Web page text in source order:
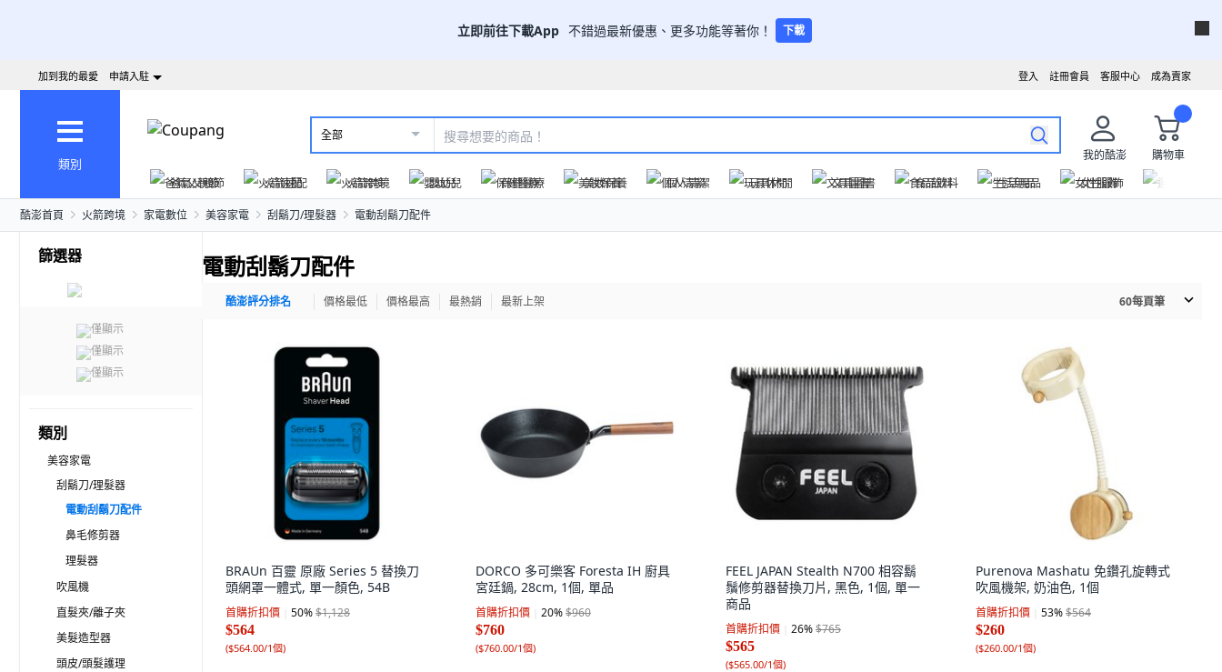
立即前往下載App 不錯過最新優惠、更多功能等著你！ 下載
成為賣家
客服中心
註冊會員
登入
加到我的最愛 申請入駐
類別
全部
我的酷澎
購物車
爸氣父親節
火箭速配 火箭跨境 嬰幼兒 保健醫療 美妝保養 個人清潔 玩具休閒 文具圖書 食品飲料 生活用品 女性服飾
酷澎首頁 火箭跨境 家電數位 美容家電 刮鬍刀/理髮器 電動刮鬍刀配件
篩選器
僅顯示
僅顯示
僅顯示
類別
美容家電
刮鬍刀/理髮器
電動刮鬍刀配件
鼻毛修剪器
理髮器
吹風機
直髮夾/離子夾
美髮造型器
頭皮/頭髮護理
電動刮鬍刀配件
酷澎評分排名 價格最低 價格最高 最熱銷 最新上架 60每頁筆
BRAUn 百靈 原廠 Series 5 替換刀
頭網罩一體式, 單一顏色, 54B
首購折扣價 50%$1,128
$564
($564.00/1個)
DORCO 多可樂客 Foresta IH 廚具
宮廷鍋, 28cm, 1個, 單品
首購折扣價 20%$960
$760
($760.00/1個)
FEEL JAPAN Stealth N700 相容鬍
鬚修剪器替換刀片, 黑色, 1個, 單一
商品
首購折扣價 26%$765
$565
($565.00/1個)
Purenova Mashatu 免鑽孔旋轉式
吹風機架, 奶油色, 1個
首購折扣價 53%$564
$260
($260.00/1個)